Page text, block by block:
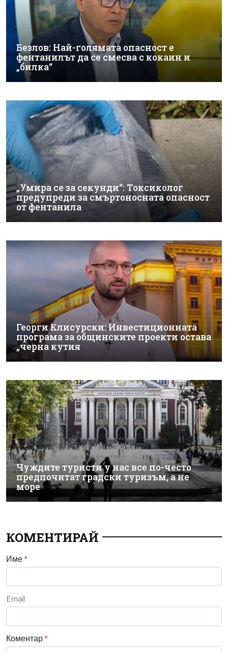
Безлов: Най-голямата опасност е
фентанилът да се смесва с кокаин и
„билка“
„Умира се за секунди“: Токсиколог
предупреди за смъртоносната опасност
от фентанила
Георги Клисурски: Инвестиционната
програма за общинските проекти остава
„черна кутия
Чуждите туристи у нас все по-често
предпочитат градски туризъм, а не
море
КОМЕНТИРАЙ
Име *
Email
Коментар *